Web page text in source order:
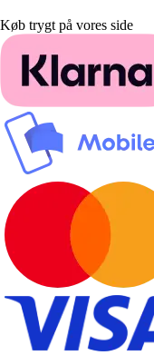
Køb trygt på vores side